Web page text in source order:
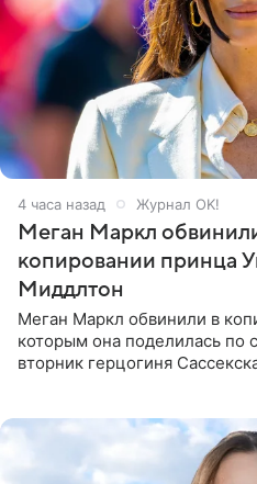
4 часа назад Журнал OK!
Меган Маркл
копировании принца
Миддлтон
Меган Маркл обвинили в
которым она поделилась по
вторник герцогиня